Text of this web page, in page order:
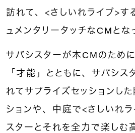
訪れて、＜さしいれライブ＞
ュメンタリータッチなCMとな
サバシスターが本CMのため
「才能」とともに、サバシ
れてサプライズセッションし
ションや、中庭で＜さしいれ
スターとそれを全力で楽しむ